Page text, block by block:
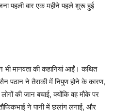
पहली बार एक महीने पहले शुरू हुई
भी मानवता की कहानियां आईं। कथित
पठान ने तैराकी में निपुण होने के कारण,
की जान बचाई, क्योंकि वह मौके पर
ने पानी में छलांग लगाई, और